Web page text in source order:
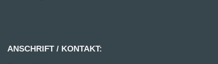
ANSCHRIFT / KONTAKT: